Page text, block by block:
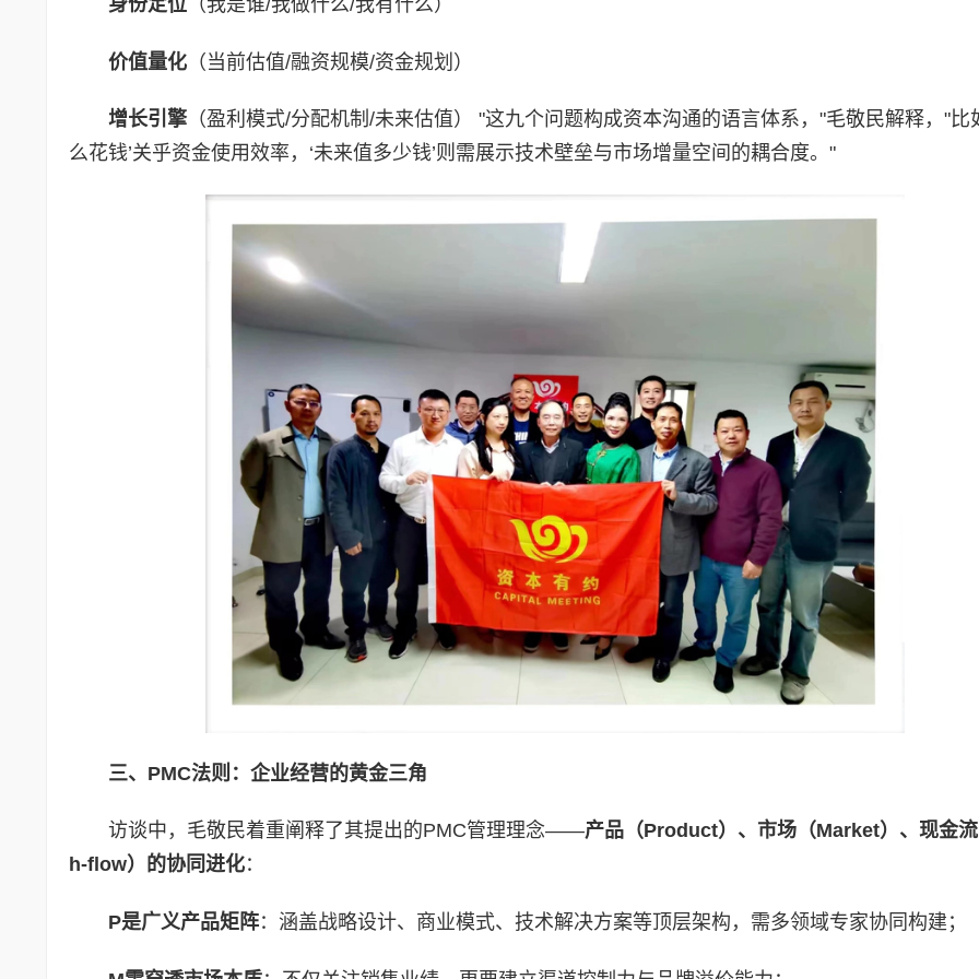
价值量化 （当前估值/融资规模/资金规划）
增长引擎 （盈利模式/分配机制/未来估值） "这九个问题构成资本沟通的语言体系，"毛敬民解释，"比
么花钱’关乎资金使用效率，‘未来值多少钱’则需展示技术壁垒与市场增量空间的耦合度。"
三、 PMC法则：企业经营的黄金三角
访谈中，毛敬民着重阐释了其提出的PMC管理理念——产品（Product）、市场（Market）、现金
h-flow）的协同进化：
P是广义产品矩阵：涵盖战略设计、商业模式、技术解决方案等顶层架构，需多领域专家协同构建；